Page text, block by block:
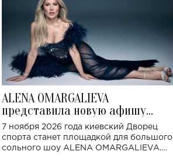
ALENA OMARGALIEVA
представила новую афишу
большого концерта во Дворце
спорта
7 ноября 2026 года киевский Дворец
спорта станет площадкой для большого
сольного шоу ALENA OMARGALIEVA.